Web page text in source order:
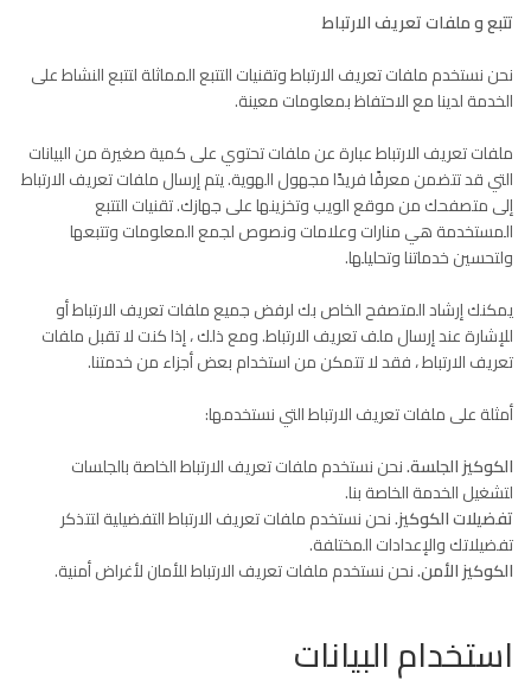
تتبع و ملفات تعريف الارتباط
نحن نستخدم ملفات تعريف الارتباط وتقنيات التتبع المماثلة لتتبع النشاط على
الخدمة لدينا مع الاحتفاظ بمعلومات معينة.
ملفات تعريف الارتباط عبارة عن ملفات تحتوي على كمية صغيرة من البيانات
التي قد تتضمن معرفًا فريدًا مجهول الهوية. يتم إرسال ملفات تعريف الارتباط
إلى متصفحك من موقع الويب وتخزينها على جهازك. تقنيات التتبع
المستخدمة هي منارات وعلامات ونصوص لجمع المعلومات وتتبعها
ولتحسين خدماتنا وتحليلها.
يمكنك إرشاد المتصفح الخاص بك لرفض جميع ملفات تعريف الارتباط أو
للإشارة عند إرسال ملف تعريف الارتباط. ومع ذلك ، إذا كنت لا تقبل ملفات
تعريف الارتباط ، فقد لا تتمكن من استخدام بعض أجزاء من خدمتنا.
أمثلة على ملفات تعريف الارتباط التي نستخدمها:
الكوكيز الجلسة.نحن نستخدم ملفات تعريف الارتباط الخاصة بالجلسات
لتشغيل الخدمة الخاصة بنا.
تفضيلات الكوكيز.نحن نستخدم ملفات تعريف الارتباط التفضيلية لتتذكر
تفضيلاتك والإعدادات المختلفة.
الكوكيز الأمن.نحن نستخدم ملفات تعريف الارتباط للأمان لأغراض أمنية.
استخدام البيانات